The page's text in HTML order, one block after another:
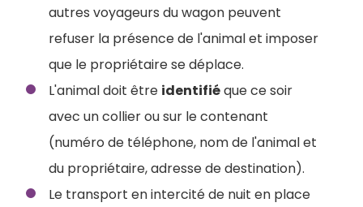
autres voyageurs du wagon peuvent
refuser la présence de l'animal et imposer
que le propriétaire se déplace.
L'animal doit être identifiéque ce soir
avec un collier ou sur le contenant
(numéro de téléphone, nom de l'animal et
du propriétaire, adresse de destination).
Le transport en intercité de nuit en place